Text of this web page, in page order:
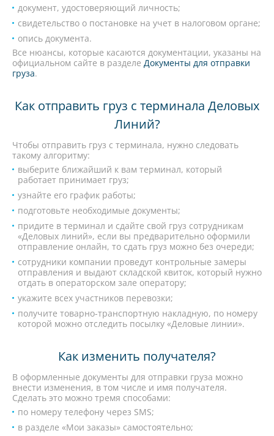
документ, удостоверяющий личность;
свидетельство о постановке на учет в налоговом органе;
опись документа.
Все нюансы, которые касаются документации, указаны на
официальном сайте в разделе Документы для отправки
груза.
Как отправить груз с терминала Деловых
Линий?
Чтобы отправить груз с терминала, нужно следовать
такому алгоритму:
выберите ближайший к вам терминал, который
работает принимает груз;
узнайте его график работы;
подготовьте необходимые документы;
придите в терминал и сдайте свой груз сотрудникам
«Деловых линий», если вы предварительно оформили
отправление онлайн, то сдать груз можно без очереди;
сотрудники компании проведут контрольные замеры
отправления и выдают складской квиток, который нужно
отдать в операторском зале оператору;
укажите всех участников перевозки;
получите товарно-транспортную накладную, по номеру
которой можно отследить посылку «Деловые линии».
Как изменить получателя?
В оформленные документы для отправки груза можно
внести изменения, в том числе и имя получателя.
Сделать это можно тремя способами:
по номеру телефону через SMS;
в разделе «Мои заказы» самостоятельно;